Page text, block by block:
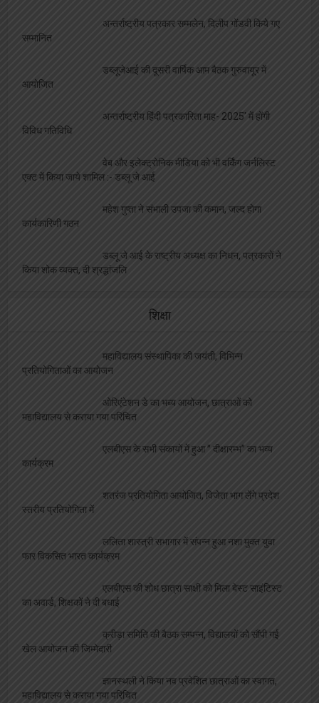
अन्तर्राष्ट्रीय पत्रकार सम्मलेन, दिलीप गोंडवी किये गए
सम्मानित
डब्लूजेआई की दूसरी वार्षिक आम बैठक गुरुवायूर में
आयोजित
अन्तर्राष्ट्रीय हिंदी पत्रकारिता माह- 2025′ में होंगी
विविध गतिविधि
वेब और इलेक्ट्रोनिक मीडिया को भी वर्किंग जर्नलिस्ट
एक्ट में किया जाये शामिल :- डब्लू जे आई
महेश गुप्ता ने संभाली उपजा की कमान, जल्द होगा
कार्यकारिणी गठन
डब्लू जे आई के राष्ट्रीय अध्यक्ष का निधन, पत्रकारों ने
किया शोक व्यक्त, दी श्रद्धांजलि
शिक्षा
महाविद्यालय संस्थापिका की जयंती, विभिन्न
प्रतियोगिताओं का आयोजन
ओरिएंटेशन डे का भब्य आयोजन, छात्राओं को
महाविद्यालय से कराया गया परिचित
एलबीएस के सभी संकायों में हुआ ” दीक्षारम्भ” का भव्य
कार्यक्रम
शतरंज प्रतियोगिता आयोजित, विजेता भाग लेंगे प्रदेश
स्तरीय प्रतियोगिता में
ललिता शास्त्री सभागार में संपन्न हुआ नशा मुक्त युवा
फार विकसित भारत कार्यक्रम
एलबीएस की शोध छात्रा साक्षी को मिला बेस्ट साइंटिस्ट
का अवार्ड, शिक्षकों ने दी बधाई
क्रीड़ा समिति की बैठक सम्पन्न, विद्यालयों को सौंपी गई
खेल आयोजन की जिम्मेदारी
ज्ञानस्थली ने किया नव प्रवेशित छात्राओं का स्वागत,
महाविद्यालय से कराया गया परिचित